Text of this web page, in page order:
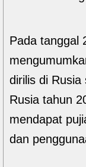
Pada tanggal
dirilis di Rusia
Rusia tahun
mendapat
dan